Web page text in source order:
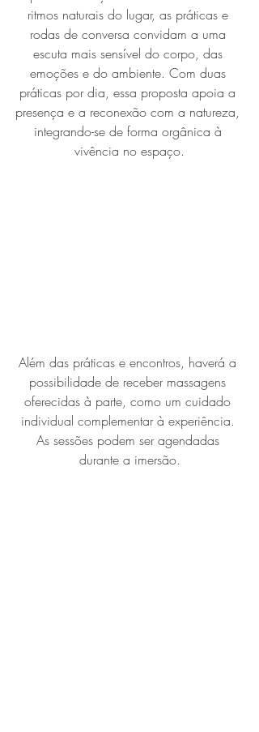
ritmos naturais do lugar, as práticas e
rodas de conversa convidam a uma
escuta mais sensível do corpo, das
emoções e do ambiente. Com duas
práticas por dia, essa proposta apoia a
presença e a reconexão com a natureza,
integrando-se de forma orgânica à
vivência no espaço.
Além das práticas e encontros, haverá a
possibilidade de receber massagens
oferecidas à parte, como um cuidado
individual complementar à experiência.
As sessões podem ser agendadas
durante a imersão.